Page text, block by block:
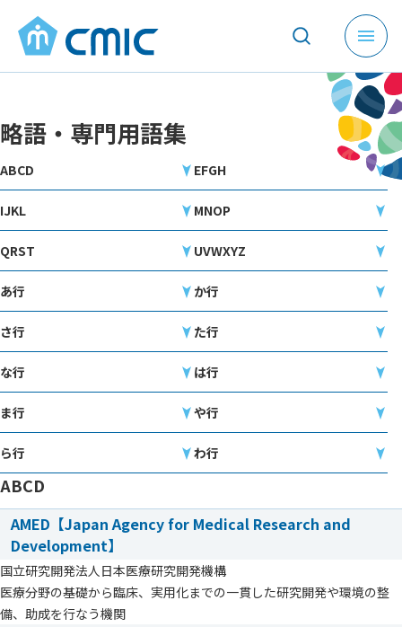
メ
ニ
ュ
ー
を
開
く
略語・専門用語集
ABCD EFGH
IJKL MNOP
QRST UVWXYZ
あ行 か行
さ行 た行
な行 は行
ま行 や行
ら行 わ行
ABCD
AMED【Japan Agency for Medical Research and
Development】
国立研究開発法人日本医療研究開発機構
医療分野の基礎から臨床、実用化までの一貫した研究開発や環境の整
備、助成を行なう機関